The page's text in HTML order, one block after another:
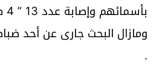
ومازال البحث جارى عن أحد
.